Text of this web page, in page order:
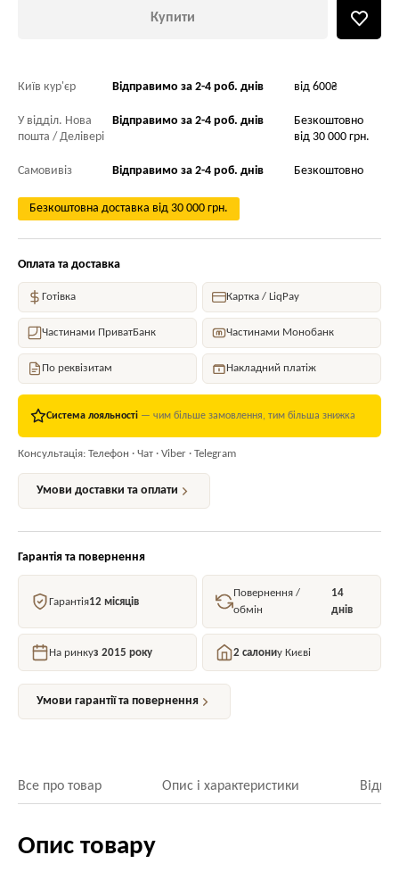
Купити
Київ кур'єр Відправимо за 2-4 роб. днів від 600₴
У відділ. Нова
пошта / Делівері
Відправимо за 2-4 роб. днів
Безкоштовно
від 30 000 грн.
Самовивіз Відправимо за 2-4 роб. днів Безкоштовно
Безкоштовна доставка від 30 000 грн.
Оплата та доставка
Готівка Картка / LiqPay
Частинами ПриватБанк Частинами Монобанк
По реквізитам Накладний платіж
Система лояльності — чим більше замовлення, тим більша знижка
Консультація: Телефон · Чат · Viber · Telegram
Умови доставки та оплати
Гарантія та повернення
Гарантія12 місяців
Повернення /
обмін
14
днів
На ринкуз 2015 року 2 салониу Києві
Умови гарантії та повернення
Все про товар Опис і характеристики
Опис товару